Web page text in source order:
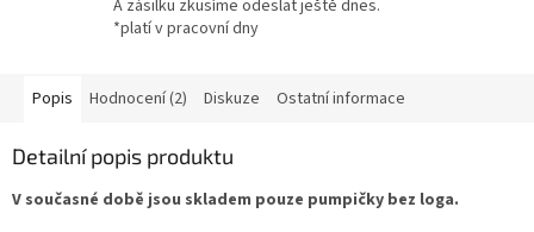
A zásilku zkusíme odeslat ještě dnes.
*platí v pracovní dny
Popis Hodnocení (2) Diskuze Ostatní informace
Detailní popis produktu
V současné době jsou skladem pouze pumpičky bez loga.